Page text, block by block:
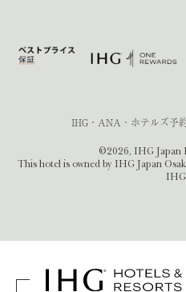
IHG・ANA・ホテルズ予
©2026, IHG Japan
This hotel is owned by IHG Japan